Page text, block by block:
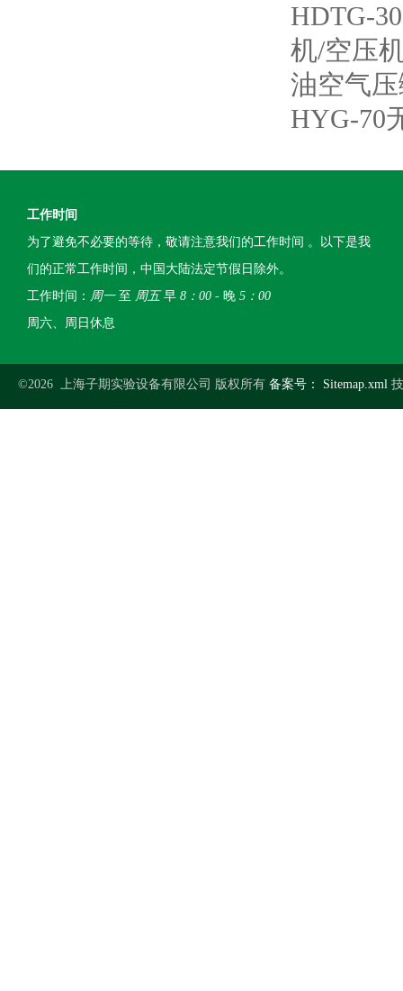
HDTG-
机/空压
油空气
HYG-70
工作时间
为了避免不必要的等待，敬请注意我们的工作时间 。以下是我
们的正常工作时间，中国大陆法定节假日除外。
工作时间： 周一至 周五早 8：00 - 晚 5：00
周六、周日休息
©2026 上海子期实验设备有限公司 版权所有 备案号： Sitemap.xml